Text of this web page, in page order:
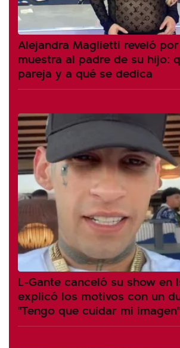
Alejandra Maglietti reveló
muestra al padre de su hijo:
pareja y a qué se dedica
L-Gante canceló su show en
explicó los motivos con un
"Tengo que cuidar mi imagen"